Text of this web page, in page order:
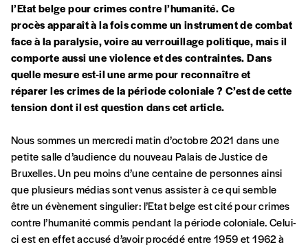
l’Etat belge pour crimes contre l’humanité. Ce
procèsapparaît à la fois comme un instrumentde combat
face à la paralysie,voire au verrouillage politique,mais il
comporte aussi une violence et des contraintes. Dans
quelle mesureest-il une arme pour reconnaître et
réparer les crimes de la période coloniale ? C’est de cette
tension dont il est question dans cet article.
Nous sommes un mercredi matin d’octobre 2021 dans une
petite salle d’audience du nouveau Palais de Justice de
Bruxelles. Un peu moins d’une centaine de personnes ainsi
que plusieurs médias sont venus assister à ce qui semble
être un évènement singulier: l’Etat belge est cité pour crimes
contre l’humanité commis pendant la période coloniale. Celui-
ci est en effet accusé d’avoir procédé entre 1959 et 1962 à